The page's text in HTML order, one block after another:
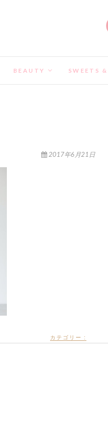
BEAUTY SWEETS
2017年6月21日
カテゴリー :